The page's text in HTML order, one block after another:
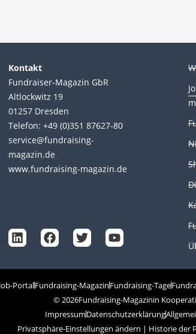
Kontakt
Fundraiser-Magazin GbR
Altlockwitz 19
01257 Dresden
Telefon: +49 (0)351 87627-80
service@fundraising-
magazin.de
www.fundraising-magazin.de
k
e
i
n
e
b
o
k
t
t
r
t
u
e
Job-PortalFundraising-MagazinFundraising-Tage
© 2026Fundraising-Magazinin
ImpressumDatenschutzerklärung
Privatsphäre-Einstellungen ändern | Historie der